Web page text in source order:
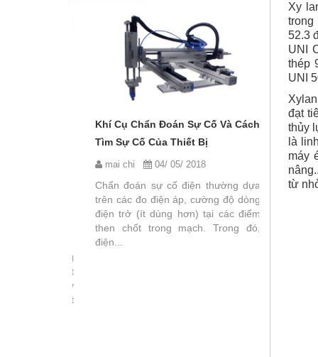
Khí Cụ Chẩn Đoán Sự Cố Và Cách
Tìm Sự Cố Của Thiết Bị
mai chi 04/ 05/ 2018
Chẩn đoán sự cố điện thường dựa
trên các đo điện áp, cường độ dòng
điện trở (ít dùng hơn) tại các điểm
then chốt trong mạch. Trong đó,
điện...
Xy
52.3
UNI
thép
UNI
đạt
thủy
là
máy
từ